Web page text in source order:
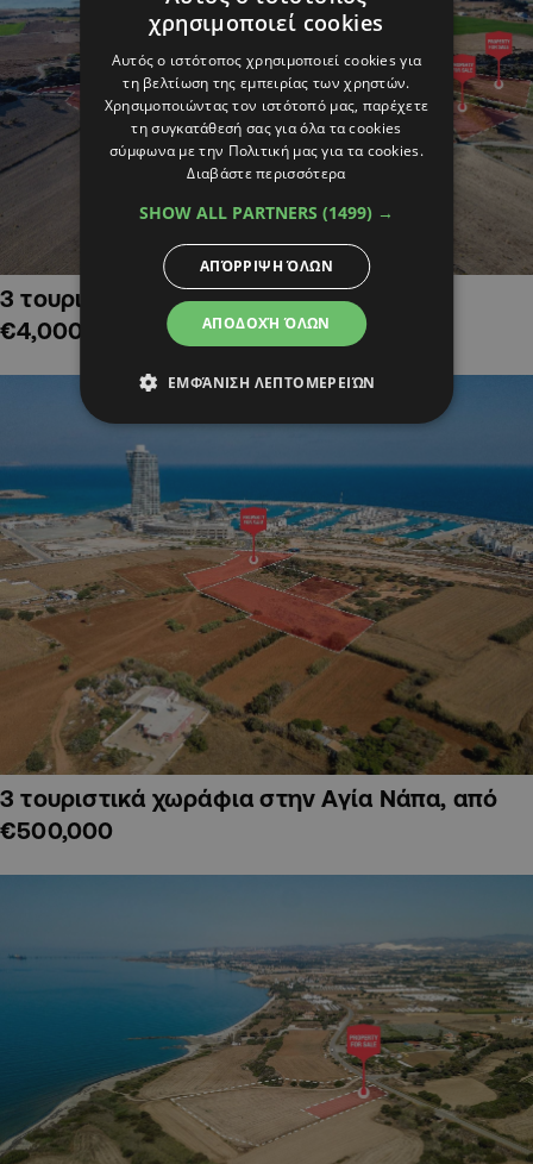
3 τουριστικά χωράφια στην Αλαμινό,
€4,000,000
3 τουριστικά χωράφια στην Αγία Νάπα, από
€500,000
χρησιμοποιεί cookies
Αυτός ο ιστότοπος χρησιμοποιεί cookies για
τη βελτίωση της εμπειρίας των χρηστών.
Χρησιμοποιώντας τον ιστότοπό μας, παρέχετε
τη συγκατάθεσή σας για όλα τα cookies
σύμφωνα με την Πολιτική μας για τα cookies.
Διαβάστε περισσότερα
SHOW ALL PARTNERS (1499) →
ΑΠΟΔΟΧΉ ΌΛΩΝ
ΑΠΌΡΡΙΨΗ ΌΛΩΝ
ΕΜΦΆΝΙΣΗ ΛΕΠΤΟΜΕΡΕΙΏΝ